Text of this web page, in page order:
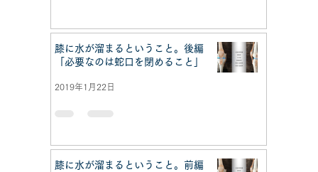
膝に水が溜まるということ。後編
「必要なのは蛇口を閉めること」
2019年1月22日
膝に水が溜まるということ。前編